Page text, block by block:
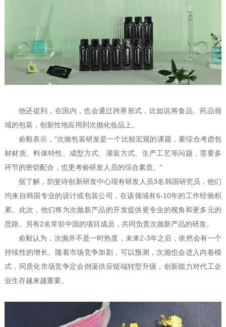
他还提到，在国内，也会通过跨界形式，比如说将食品、药品领
域的包装，创新性地应用到次抛化妆品上。
俞毅表示，“次抛包装研发是一个比较宏观的课题，要综合考虑包
材材质、料体特性、成型方式、灌装方式、生产工艺等问题，需要多
环节的密切配合，也更考验研发人员的综合素质。”
据了解，韵斐诗创新研发中心现有研发人员3名韩国研究员，他们
均来自韩国专业的设计或包装公司，在该领域有6-10年的工作经验积
累。此次，他们将为次抛新产品的开发提供更专业的视角和更多元的
思路。另有2名常驻中国的项目成员，共同负责次抛新产品的研发。
俞毅认为，次抛并不是一时热度，未来2-3年之后，依然会有一个
持续性的增长。随着市场竞争加剧，可以预测，次抛也会进入内卷模
式，同质化市场竞争定会倒逼供应链端转型升级，创新能力对代工企
业生存越来越重要。